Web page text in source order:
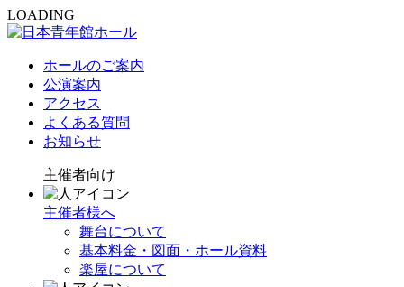
LOADING
ホールのご案内
公演案内
アクセス
よくある質問
お知らせ
主催者向け
主催者様へ
舞台について
基本料金・図面・ホール資料
楽屋について